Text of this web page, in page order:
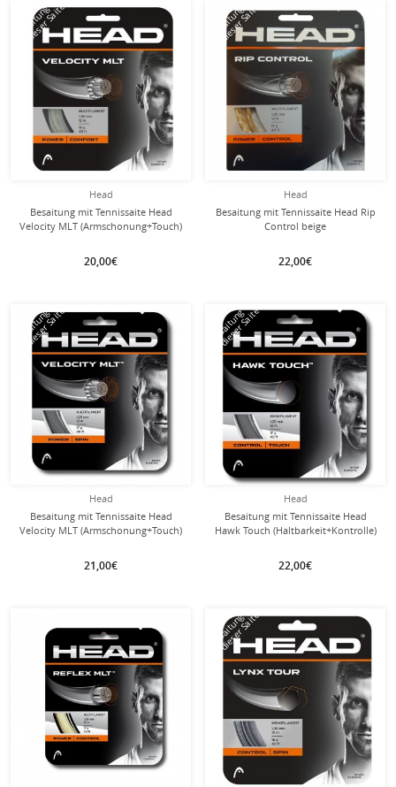
Head
Besaitung mit Tennissaite Head
Velocity MLT (Armschonung+Touch)
20,00€
Besaitung
mit dieser Saite
Head
Besaitung mit Tennissaite Head Rip
Control beige
22,00€
Besaitung
mit dieser Saite
Head
Besaitung mit Tennissaite Head
Velocity MLT (Armschonung+Touch)
21,00€
Besaitung
mit dieser Saite
Head
Besaitung mit Tennissaite Head
Hawk Touch (Haltbarkeit+Kontrolle)
22,00€
Besaitung
mit dieser Saite
Besaitung
mit dieser Saite Besaitung
mit dieser Saite